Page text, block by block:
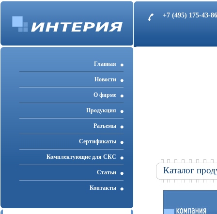
+7 (495) 175-43-
Главная
Новости
О фирме
Продукция
Разъемы
Cертификаты
Комплектующие для СКС
Статьи
Контакты
Каталог